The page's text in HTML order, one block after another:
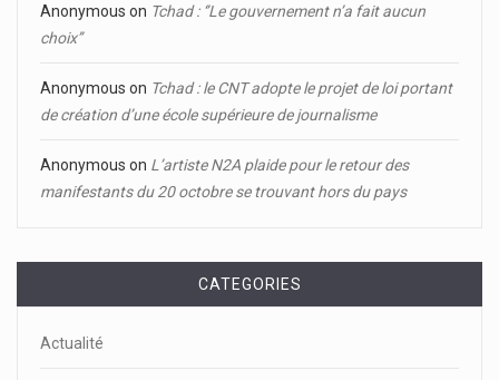
Anonymous on Tchad : ‘’Le gouvernement n’a fait aucun
choix’’
Anonymous on Tchad : le CNT adopte le projet de loi portant
de création d’une école supérieure de journalisme
Anonymous on L’artiste N2A plaide pour le retour des
manifestants du 20 octobre se trouvant hors du pays
CATEGORIES
Actualité